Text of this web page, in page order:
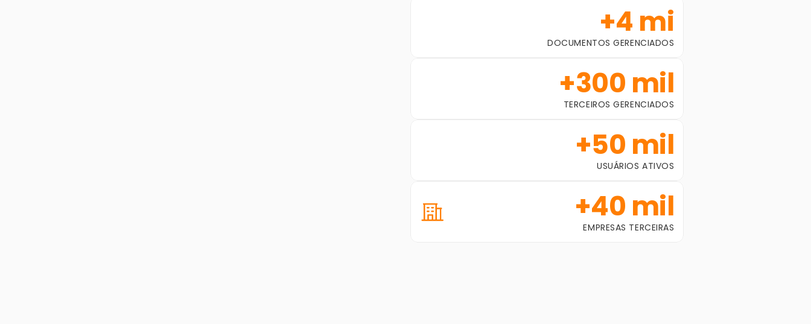
+4 mi
DOCUMENTOS GERENCIADOS
+300 mil
TERCEIROS GERENCIADOS
+50 mil
USUÁRIOS ATIVOS
+40 mil
EMPRESAS TERCEIRAS